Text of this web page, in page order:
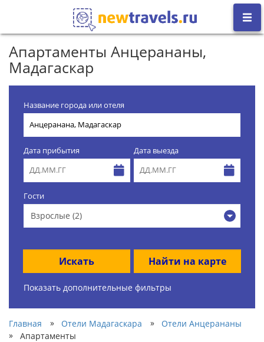
Апартаменты Анцерананы,
Мадагаскар
Название города или отеля
Дата прибытия Дата выезда
Гости
Взрослые (2)
Искать Найти на карте
Показать дополнительные фильтры
Главная » Отели Мадагаскара »
Отели Анцерананы
»
Апартаменты